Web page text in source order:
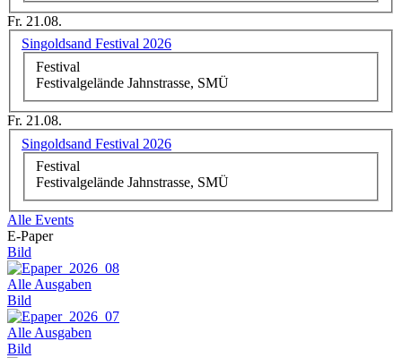
Fr. 21.08.
Singoldsand Festival 2026
Festival
Festivalgelände Jahnstrasse, SMÜ
Fr. 21.08.
Singoldsand Festival 2026
Festival
Festivalgelände Jahnstrasse, SMÜ
Alle Events
E-Paper
Bild
Alle Ausgaben
Bild
Alle Ausgaben
Bild